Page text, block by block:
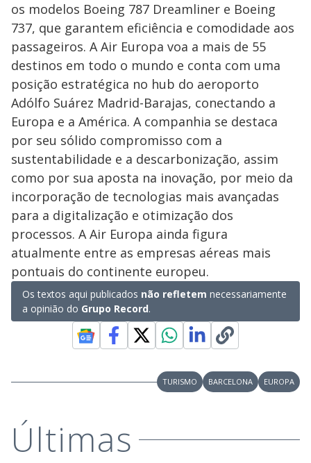
os modelos Boeing 787 Dreamliner e Boeing
737, que garantem eficiência e comodidade aos
passageiros. A Air Europa voa a mais de 55
destinos em todo o mundo e conta com uma
posição estratégica no hub do aeroporto
Adólfo Suárez Madrid-Barajas, conectando a
Europa e a América. A companhia se destaca
por seu sólido compromisso com a
sustentabilidade e a descarbonização, assim
como por sua aposta na inovação, por meio da
incorporação de tecnologias mais avançadas
para a digitalização e otimização dos
processos. A Air Europa ainda figura
atualmente entre as empresas aéreas mais
pontuais do continente europeu.
Os textos aqui publicados não refletem necessariamente
a opinião do Grupo Record.
TURISMO BARCELONA EUROPA
Últimas